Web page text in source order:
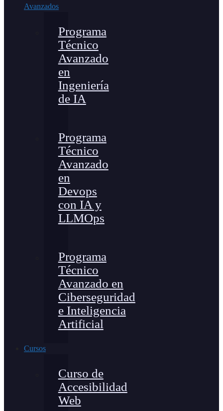
Avanzados
Programa
Técnico
Avanzado
en
Ingeniería
de IA
Programa
Técnico
Avanzado
en
Devops
con IA y
LLMOps
Programa
Técnico
Avanzado en
Ciberseguridad
e Inteligencia
Artificial
Cursos
Curso de
Accesibilidad
Web